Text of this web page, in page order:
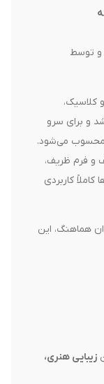
و توسط
و برای سرو
محسوب می‌شود.
و فرم ظریف،
کاربردی
هماهنگ، این
زیبایی هنری،